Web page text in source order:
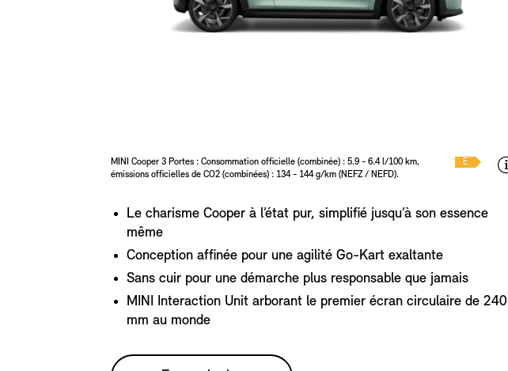
MINI Cooper 3 Portes : Consommation officielle (combinée) : 5.9 - 6.4 l/100 km,
émissions officielles de CO2 (combinées) : 134 - 144 g/km (NEFZ / NEFD).
E
Le charisme Cooper à l’état pur, simplifié jusqu’à son essence
même
Conception affinée pour une agilité Go-Kart exaltante
Sans cuir pour une démarche plus responsable que jamais
MINI Interaction Unit arborant le premier écran circulaire de 240
mm au monde